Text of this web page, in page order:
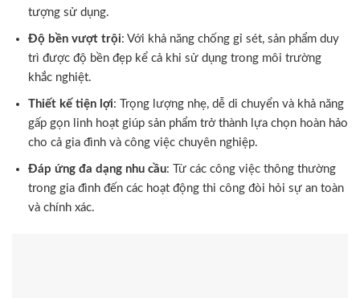
tượng sử dụng.
Độ bền vượt trội: Với khả năng chống gỉ sét, sản phẩm duy
trì được độ bền đẹp kể cả khi sử dụng trong môi trường
khắc nghiệt.
Thiết kế tiện lợi: Trọng lượng nhẹ, dễ di chuyển và khả năng
gấp gọn linh hoạt giúp sản phẩm trở thành lựa chọn hoàn hảo
cho cả gia đình và công việc chuyên nghiệp.
Đáp ứng đa dạng nhu cầu: Từ các công việc thông thường
trong gia đình đến các hoạt động thi công đòi hỏi sự an toàn
và chính xác.